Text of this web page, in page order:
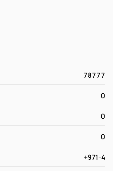
78777
0
0
0
+971-4